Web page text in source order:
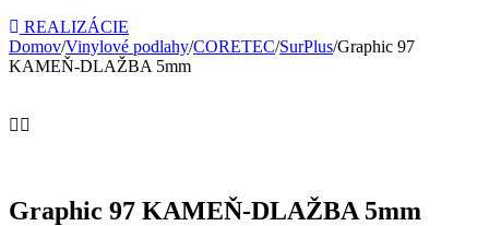
REALIZÁCIE
Domov/Vinylové podlahy/CORETEC/SurPlus/Graphic 97
KAMEŇ-DLAŽBA 5mm
Graphic 97 KAMEŇ-DLAŽBA 5mm